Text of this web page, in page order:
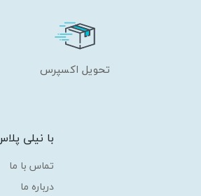
تحویل اکسپرس
با نیلی
تماس با ما
درباره ما